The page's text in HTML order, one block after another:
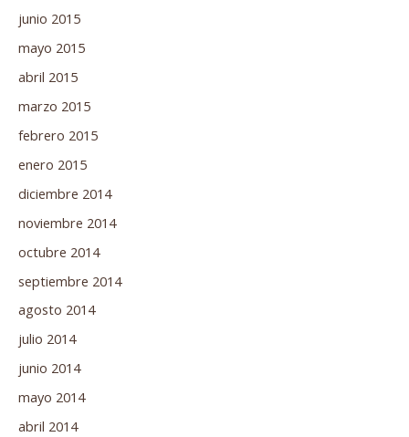
junio 2015
mayo 2015
abril 2015
marzo 2015
febrero 2015
enero 2015
diciembre 2014
noviembre 2014
octubre 2014
septiembre 2014
agosto 2014
julio 2014
junio 2014
mayo 2014
abril 2014